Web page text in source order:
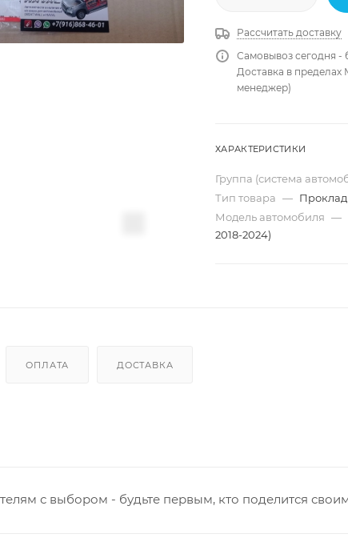
Рассчитать доставку
Самовывоз сегодня -
Доставка в
менеджер)
ХАРАКТЕРИСТИКИ
Группа (система
Тип товара —
Модель автомобиля —
2018-2024)
ОПЛАТА ДОСТАВКА
с выбором - будьте первым, кто поделится